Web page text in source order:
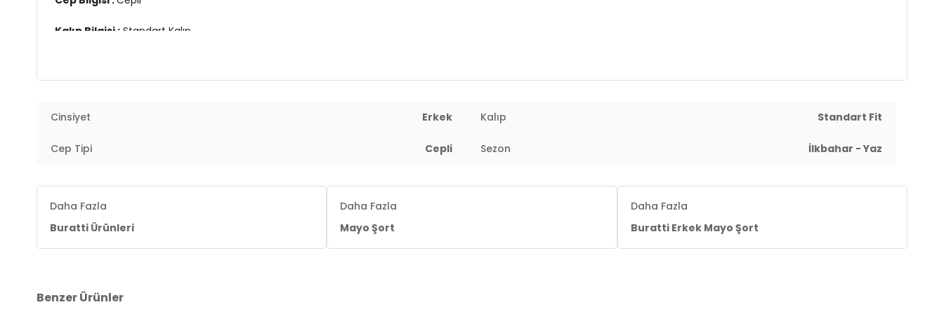
Kalıp Bilgisi : Standart Kalıp
Cinsiyet Erkek Kalıp Standart Fit
Cep Tipi Cepli Sezon İlkbahar - Yaz
Daha Fazla
Buratti Ürünleri
Daha Fazla
Mayo Şort
Daha Fazla
Buratti Erkek Mayo Şort
Benzer Ürünler